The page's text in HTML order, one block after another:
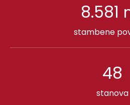
8.581
stambene
48
stanova